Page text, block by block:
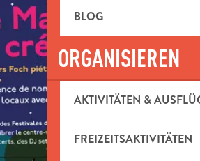
BLOG
ORGANISIEREN
AKTIVITÄTEN &
FREIZEITSAKTIVITÄTEN